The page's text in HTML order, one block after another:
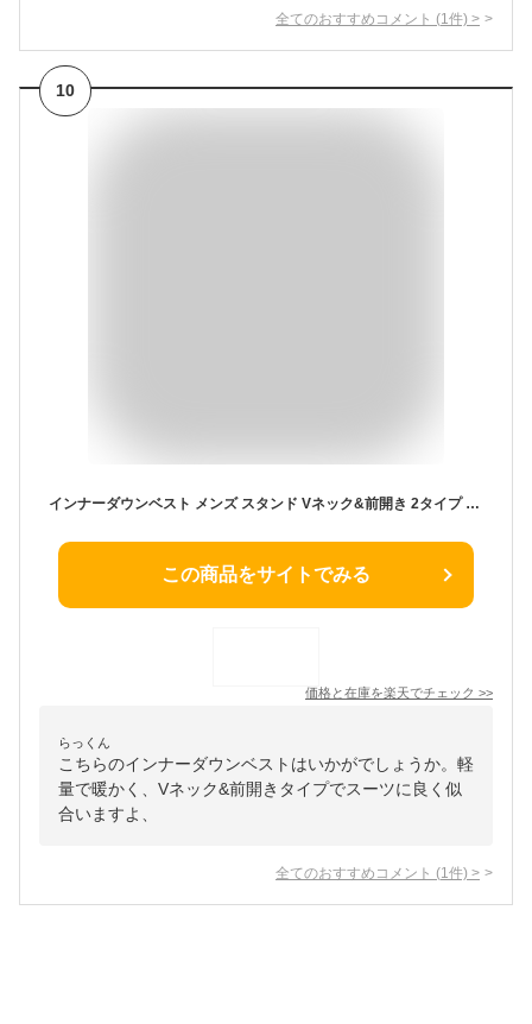
全てのおすすめコメント (1 件) >
10
インナーダウンベスト メンズ スタンド Vネック&前開き 2タイプ ベスト ジレ 暖かい 保温 軽量 防風 ポケッタブル ジップフロント ボタンフロント スーツ ビジネス カジュアル おしゃれ 秋冬
この商品をサイトでみる
価格と在庫を楽天でチェック >>
らっくん
こちらのインナーダウンベストはいかがでしょうか。軽
量で暖かく、Vネック&前開きタイプでスーツに良く似
合いますよ、
全てのおすすめコメント (1 件) >